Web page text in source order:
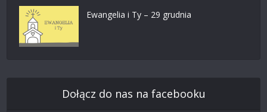
Ewangelia i Ty – 29 grudnia
Dołącz do nas na facebooku